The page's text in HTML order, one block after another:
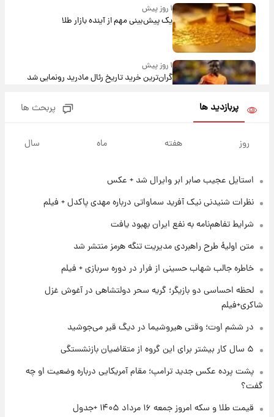
۱ روز پیش
یک پیش‌بینی مهم از آینده بازار طلا
۱ روز پیش
گران‌ترین خرید تاریخ رئال مادرید رونمایی شد
روزها پربارش‌تر خواهند بود؟
۱ روز پیش
شد؛ تیکدری، محبی و سرگیف با اعداد ویژه
جزئیات فعال‌سازی «کیف پول ایران» اعلام
شد+فیلم
۱ روز پیش
امروز پنجشنبه ۱۵ مرداد ۱۴۰۵ +جدول
۱ روز پیش
قیمت طلا و سکه امروز پنجشنبه ۱۵ مرداد ۱۴۰۵
۱ روز پیش
پربازدید ها پربحث ها
روز هفته ماه سال
استایل عجیب صابر ابر وایرال شد + عکس
نظرات شنیدنی نیک آفرید سماواتی درباره مهدی پاکدل + فیلم
شرایط تفاهم‌نامه به نفع ایران بهبود یافت
متن اولیۀ طرح راهبردی مدیریت تنگه هرمز منتشر شد
خاطره جالب شهاب حسینی از فرار در دوره سربازی + فیلم
لحظه احساسی دو بازیگر؛ گریه سحر دولتشاهی در آغوش غزل
شاکری+فیلم
در ششم اوت؛ وقتی هیروشیما در دیگ قیر می‌جوشید
۵ سال کار بیشتر برای این گروه از متقاضیان بازنشستگی
پشت پرده عکس جدید ترامپ؛ مقام آمریکایی درباره وضعیت او چه
گفت؟
قیمت طلا و سکه امروز جمعه ۱۶ مرداد ۱۴۰۵ +جدول